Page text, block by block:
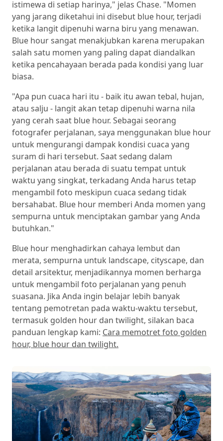
istimewa di setiap harinya," jelas Chase. "Momen
yang jarang diketahui ini disebut blue hour, terjadi
ketika langit dipenuhi warna biru yang menawan.
Blue hour sangat menakjubkan karena merupakan
salah satu momen yang paling dapat diandalkan
ketika pencahayaan berada pada kondisi yang luar
biasa.
"Apa pun cuaca hari itu - baik itu awan tebal, hujan,
atau salju - langit akan tetap dipenuhi warna nila
yang cerah saat blue hour. Sebagai seorang
fotografer perjalanan, saya menggunakan blue hour
untuk mengurangi dampak kondisi cuaca yang
suram di hari tersebut. Saat sedang dalam
perjalanan atau berada di suatu tempat untuk
waktu yang singkat, terkadang Anda harus tetap
mengambil foto meskipun cuaca sedang tidak
bersahabat. Blue hour memberi Anda momen yang
sempurna untuk menciptakan gambar yang Anda
butuhkan."
Blue hour menghadirkan cahaya lembut dan
merata, sempurna untuk landscape, cityscape, dan
detail arsitektur, menjadikannya momen berharga
untuk mengambil foto perjalanan yang penuh
suasana. Jika Anda ingin belajar lebih banyak
tentang pemotretan pada waktu-waktu tersebut,
termasuk golden hour dan twilight, silakan baca
panduan lengkap kami: Cara memotret foto golden
hour, blue hour dan twilight.